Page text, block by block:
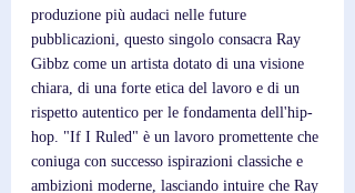
produzione più audaci nelle future
pubblicazioni, questo singolo consacra Ray
Gibbz come un artista dotato di una visione
chiara, di una forte etica del lavoro e di un
rispetto autentico per le fondamenta dell'hip-
hop. "If I Ruled" è un lavoro promettente che
coniuga con successo ispirazioni classiche e
ambizioni moderne, lasciando intuire che Ray